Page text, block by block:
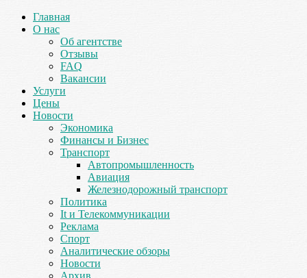
Главная
О нас
Об агентстве
Отзывы
FAQ
Вакансии
Услуги
Цены
Новости
Экономика
Финансы и Бизнес
Транспорт
Автопромышленность
Авиация
Железнодорожный транспорт
Политика
It и Телекоммуникации
Реклама
Спорт
Аналитические обзоры
Новости
Архив